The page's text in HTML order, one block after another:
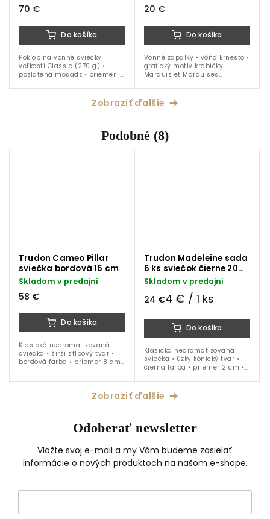
70 €
Do košíka
Poklop na vonné sviečky
veľkosti Classic (270 g) •
pozlátená mosadz • priemer 10
20 €
Do košíka
Vonné zápalky • vôňa Ernesto •
grafický motív krabičky -
Marquis et Marquises
20 cm
Zobraziť ďalšie
Podobné (8)
Trudon Cameo Pillar
sviečka bordová 15 cm
Skladom v predajni
58 €
Do košíka
Klasická nearomatizovaná
sviečka • širší stĺpový tvar •
bordová farba • priemer 8 cm
Trudon Madeleine sada
6 ks sviečok čierne 20
cm
Skladom v predajni
24 €4 € / 1 ks
Do košíka
Klasická nearomatizovaná
sviečka • úzky kónický tvar •
čierna farba • priemer 2 cm •
Zobraziť ďalšie
Odoberať newsletter
Vložte svoj e-mail a my Vám budeme zasielať
informácie o nových produktoch na našom e-shope.